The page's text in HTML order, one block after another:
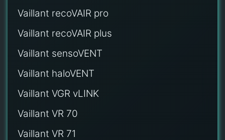
Vaillant recoVAIR pro
Vaillant recoVAIR plus
Vaillant sensoVENT
Vaillant haloVENT
Vaillant VGR vLINK
Vaillant VR 70
Vaillant VR 71